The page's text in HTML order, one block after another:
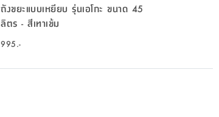
ถังขยะแบบเหยียบ รุ่นเอโกะ ขนาด 45
ลิตร - สีเทาเข้ม
995.-